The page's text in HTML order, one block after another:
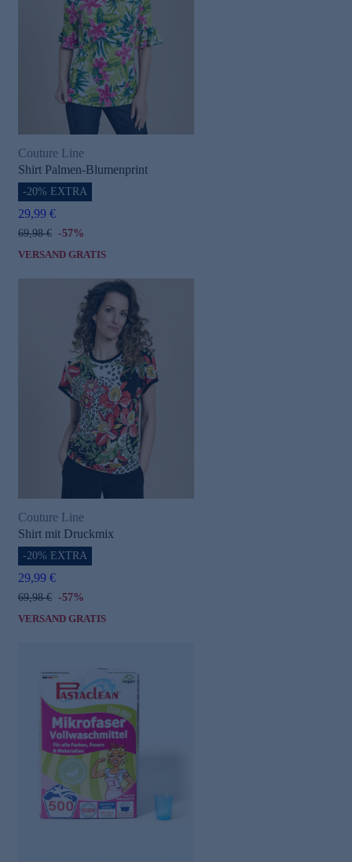
Couture Line
Shirt Palmen-Blumenprint
-20% EXTRA
29,99 €
69,98 € -57%
VERSAND GRATIS
Couture Line
Shirt mit Druckmix
-20% EXTRA
29,99 €
69,98 € -57%
VERSAND GRATIS